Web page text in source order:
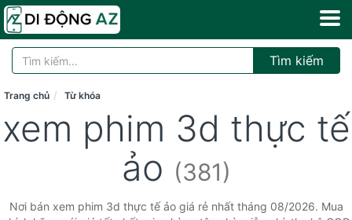
Tìm kiếm
Trang chủ Từ khóa
xem phim 3d thực tế
ảo (381)
Nơi bán xem phim 3d thực tế ảo giá rẻ nhất tháng 08/2026. Mua